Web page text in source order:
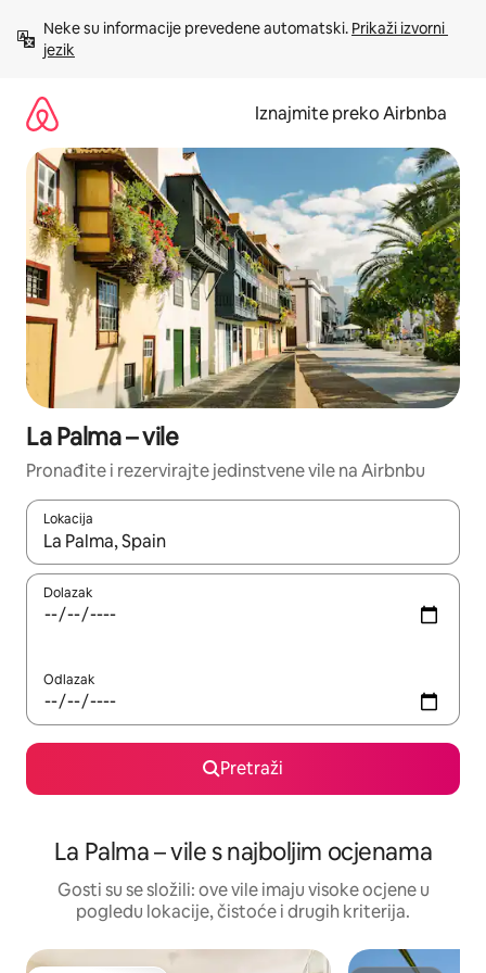
sadržaj
Neke su informacije prevedene automatski. Prikaži izvorni
jezik
Iznajmite preko Airbnba
La Palma – vile
Pronađite i rezervirajte jedinstvene vile na Airbnbu
Lokacija
Kada budu dostupni rezultati, moći ćete ih pregledati
Dolazak
Odlazak
Pretraži
La Palma – vile s najboljim ocjenama
Gosti su se složili: ove vile imaju visoke ocjene u
pogledu lokacije, čistoće i drugih kriterija.